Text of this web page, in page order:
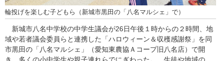
輪投げを楽しむ子どもら（新城市黒田の「八名マルシェ」で）
新城市八名中学校の中学生議会が26日午後１時からの２時間、地
域や若者議会委員らと連携した「ハロウィーン＆収穫感謝祭」を同
市黒田の「八名マルシェ」（愛知東農協Ａコープ旧八名店）で開